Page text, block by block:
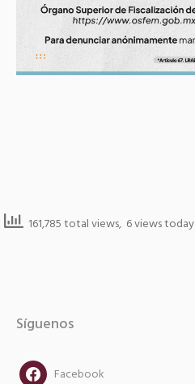
161,785 total views, 6 views today
Síguenos
facebookFacebook